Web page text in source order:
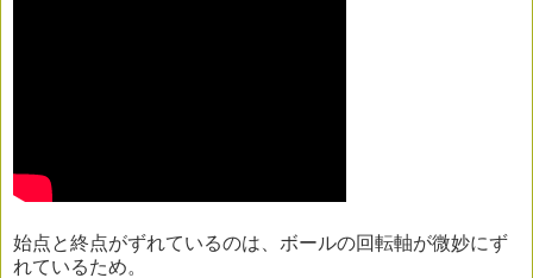
始点と終点がずれているのは、ボールの回転軸が微妙にず
れているため。